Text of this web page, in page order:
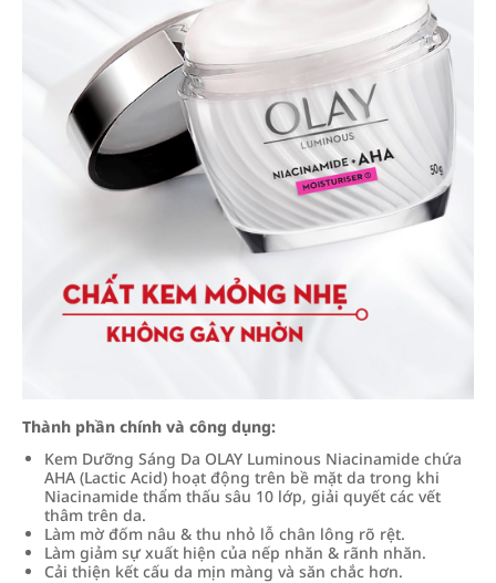
Thành phần chính và công dụng:
Kem Dưỡng Sáng Da OLAY Luminous Niacinamide chứa
AHA (Lactic Acid) hoạt động trên bề mặt da trong khi
Niacinamide thẩm thấu sâu 10 lớp, giải quyết các vết
thâm trên da.
Làm mờ đốm nâu & thu nhỏ lỗ chân lông rõ rệt.
Làm giảm sự xuất hiện của nếp nhăn & rãnh nhăn.
Cải thiện kết cấu da mịn màng và săn chắc hơn.